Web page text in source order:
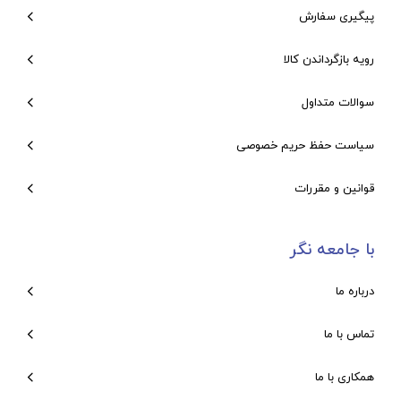
پیگیری سفارش
رویه بازگرداندن کالا
سوالات متداول
سیاست حفظ حریم خصوصی
قوانین و مقررات
با جامعه نگر
درباره ما
تماس با ما
همکاری با ما